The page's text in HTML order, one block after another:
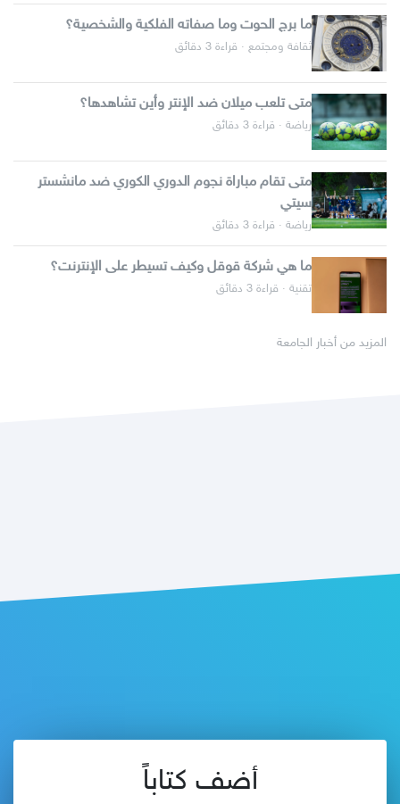
ما برج الحوت وما صفاته الفلكية والشخصية؟
ثقافة ومجتمع · قراءة 3 دقائق
متى تلعب ميلان ضد الإنتر وأين تشاهدها؟
رياضة · قراءة 3 دقائق
متى تقام مباراة نجوم الدوري الكوري ضد مانشستر
سيتي
رياضة · قراءة 3 دقائق
ما هي شركة قوقل وكيف تسيطر على الإنترنت؟
تقنية · قراءة 3 دقائق
المزيد من أخبار الجامعة
أضف كتاباً